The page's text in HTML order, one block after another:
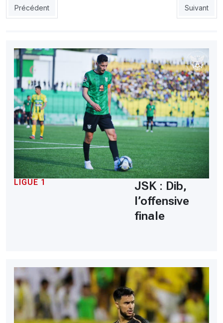
Article précédent : USMA : Blinder les cadres, priorité absolue
Précédent Article
Suivant
LIGUE 1
JSK : Dib,
l’offensive
finale